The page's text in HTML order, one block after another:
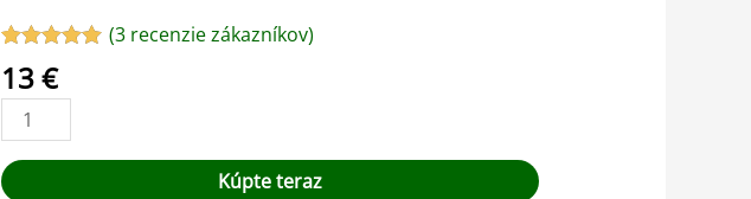
5.00 z 5 na
základe
zákazníckych
recenzií
(3recenzie zákazníkov)
13€
Ghost
100
%
bavlna
čierna
Kúpte teraz